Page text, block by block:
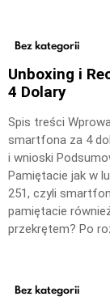
Bez kategorii
Unboxing i
4 Dolary
Spis treści
smartfona za 4
i wnioski
Pamiętacie jak w
251, czyli
pamiętacie
przekrętem? Po
Bez kategorii